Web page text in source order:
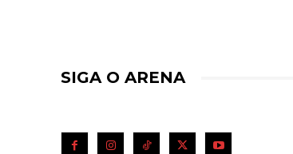
SIGA O ARENA